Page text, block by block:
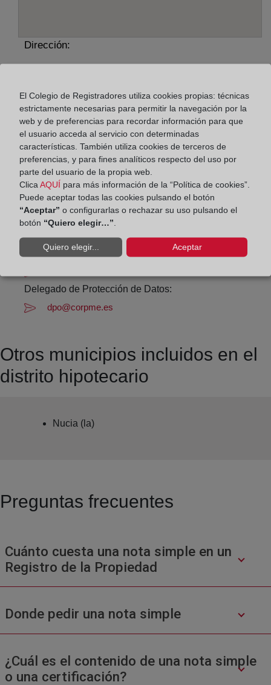
Dirección:
Horario:
De lunes a viernes de 09:00 a 17:00 horas
Agosto: De lunes a viernes de 09:00 a 14:00 horas
Los días 24 y 31 de diciembre de 09:00 a 14:00
horas
Datos de contacto:
96 527 13 10
altea@registrodelapropiedad.org
Datos del Registrador:
Delegado de Protección de Datos:
dpo@corpme.es
Otros municipios incluidos en el
distrito hipotecario
Nucia (la)
Preguntas frecuentes
Cuánto cuesta una nota simple en un
Registro de la Propiedad
Donde pedir una nota simple
¿Cuál es el contenido de una nota simple
o una certificación?
El Colegio de Registradores utiliza cookies propias: técnicas
estrictamente necesarias para permitir la navegación por la
web y de preferencias para recordar información para que
el usuario acceda al servicio con determinadas
características. También utiliza cookies de terceros de
preferencias, y para fines analíticos respecto del uso por
parte del usuario de la propia web.
Clica AQUÍ para más información de la “Política de cookies”.
Puede aceptar todas las cookies pulsando el botón
“Aceptar” o configurarlas o rechazar su uso pulsando el
botón “Quiero elegir…”
Quiero elegir... Aceptar